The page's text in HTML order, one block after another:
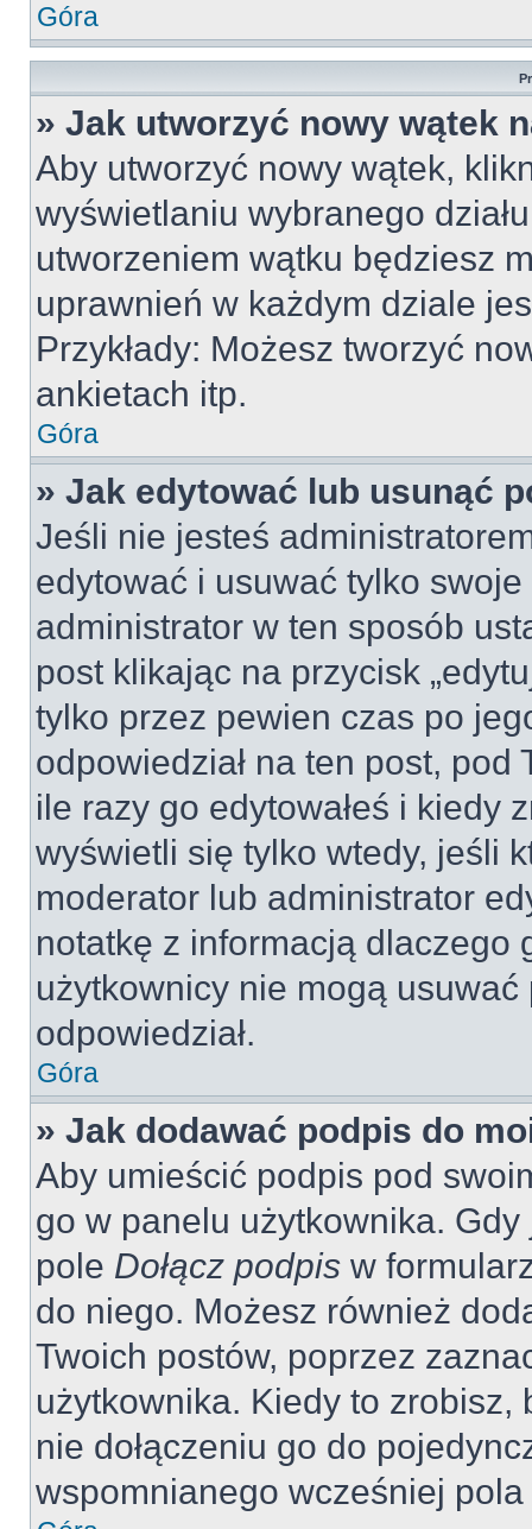
Góra
» Jak utworzyć nowy wątek
Aby utworzyć nowy wątek,
wyświetlaniu wybranego
utworzeniem wątku będziesz
uprawnień w każdym dziale
Przykłady: Możesz tworzyć
ankietach itp.
Góra
» Jak edytować lub usunąć
Jeśli nie jesteś
edytować i usuwać tylko
administrator w ten sposób
post klikając na przycisk
tylko przez pewien czas po
odpowiedział na ten post,
ile razy go edytowałeś i kiedy
wyświetli się tylko wtedy, jeśli
moderator lub administrator
notatkę z informacją dlaczego
użytkownicy nie mogą
odpowiedział.
Góra
» Jak dodawać podpis do
Aby umieścić podpis pod
go w panelu użytkownika.
pole Dołącz podpis w
do niego. Możesz również
Twoich postów, poprzez
użytkownika. Kiedy to zrobisz,
nie dołączeniu go do
wspomnianego wcześniej